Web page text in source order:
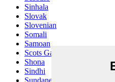
Sinhala
Slovak
Slovenian
Somali
Samoan
Scots Gaelic
Shona
Sindhi
Sundanese